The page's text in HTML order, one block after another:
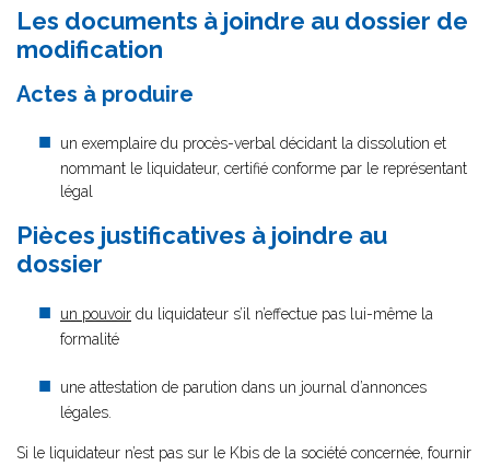
Les documents à joindre au dossier de
modification
Actes à produire
un exemplaire du procès-verbal décidant la dissolution et
nommant le liquidateur, certifié conforme par le représentant
légal
Pièces justificatives à joindre au
dossier
un pouvoir du liquidateur s’il n’effectue pas lui-même la
formalité
une attestation de parution dans un journal d’annonces
légales.
Si le liquidateur n’est pas sur le Kbis de la société concernée, fournir